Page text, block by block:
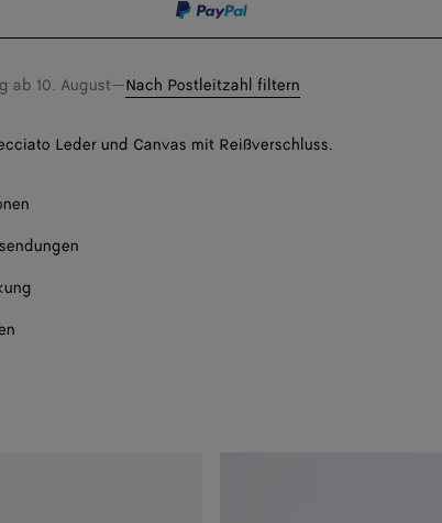
ab 10. August—Nach Postleitzahl filtern
Leder und Canvas mit Reißverschluss.